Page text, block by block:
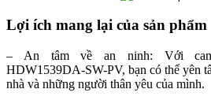
Lợi ích mang lại của sản phẩm
– An tâm về an ninh: Với
HDW1539DA-SW-PV, bạn có thể yên
nhà và những người thân yêu của mình.